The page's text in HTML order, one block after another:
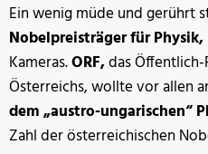
Ein wenig müde und gerührt
Nobelpreisträger für Physik,
Kameras.ORF,das
Österreichs, wollte vor allen
dem „austro-ungarischen“
Zahl der österreichischen